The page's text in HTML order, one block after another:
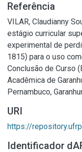
Referência
VILAR, Claudianny
estágio curricular
experimental de
1815) para o uso
Conclusão de Curso
Acadêmica de
Pernambuco,
URI
https://
Identificador